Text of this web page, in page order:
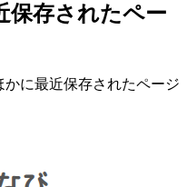
保存されたペー
に最近保存されたページ